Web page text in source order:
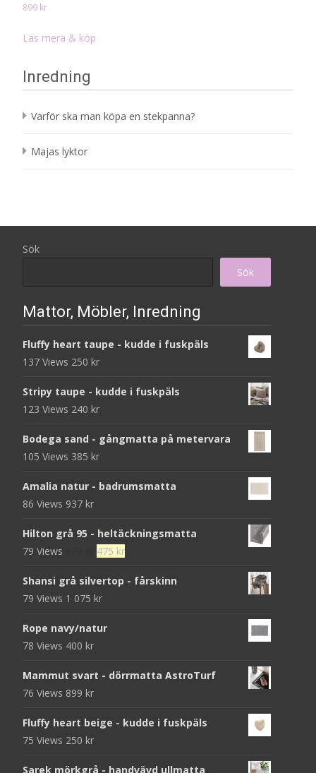
899 kr
Läs mera & köp
Inredning
Varför ska man köpa en stekpanna?
Majas lyktor
Sök
Sök
Mattor, Möbler, Inredning
Fluffy heart taupe - kudde i fuskpäls
137 Views 250 kr
Stripy taupe - kudde i fuskpäls
123 Views 240 kr
Bodega sand - gångmatta på metervara
105 Views 385 kr
Amalia natur - badrumsmatta
86 Views 937 kr
Hilton grå 95 - heltäckningsmatta
79 Views
Det
priset
var:
475 krDet
priset
Shansi grå silvertop - fårskinn
79 Views 1 075 kr
Rope navy/natur
78 Views 400 kr
Mammut svart - dörrmatta AstroTurf
76 Views 899 kr
Fluffy heart beige - kudde i fuskpäls
75 Views 250 kr
Sarek mörkgrå - handvävd ullmatta